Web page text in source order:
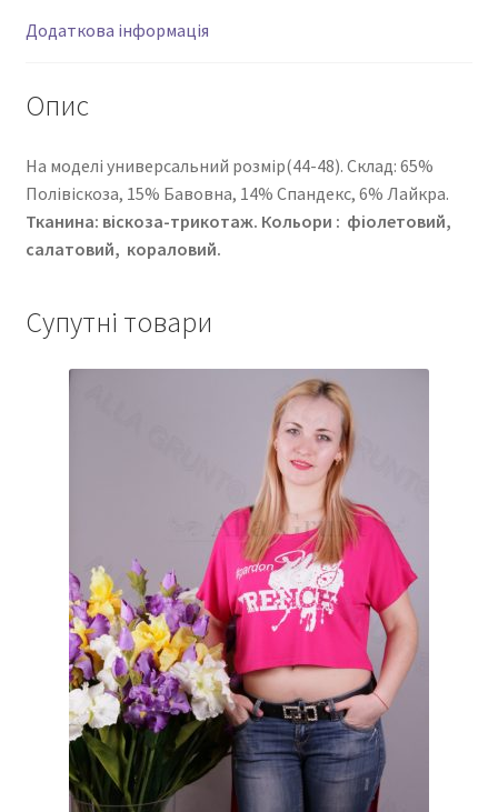
Додаткова інформація
Опис
На моделі универсальний розмір(44-48). Cклад: 65%
Полівіскоза, 15% Бавовна, 14% Спандекс, 6% Лайкра.
Тканина: віскоза-трикотаж. Кольори : фіолетовий,
салатовий, кораловий.
Супутні товари